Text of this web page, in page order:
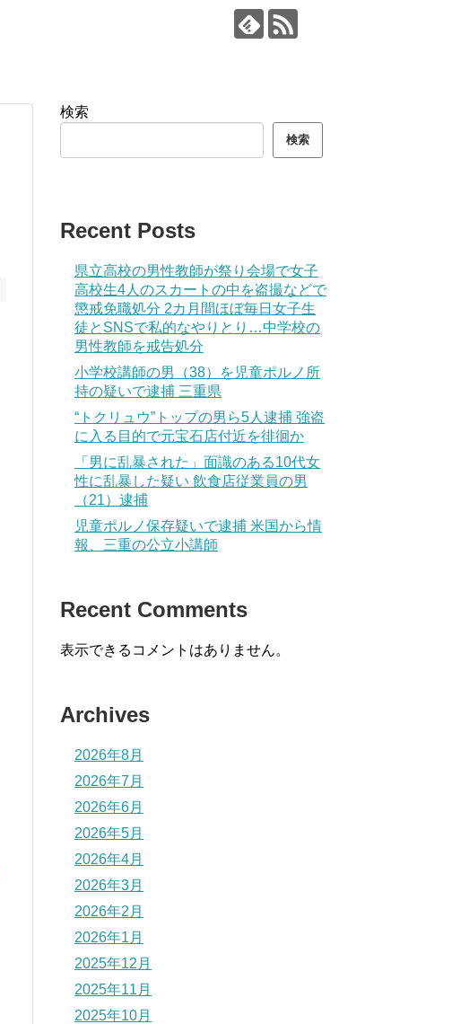
検索
検索
Recent Posts
県立高校の男性教師が祭り会場で女子
高校生4人のスカートの中を盗撮などで
懲戒免職処分 2カ月間ほぼ毎日女子生
徒とSNSで私的なやりとり…中学校の
男性教師を戒告処分
小学校講師の男（38）を児童ポルノ所
持の疑いで逮捕 三重県
“トクリュウ”トップの男ら5人逮捕 強盗
に入る目的で元宝石店付近を徘徊か
「男に乱暴された」面識のある10代女
性に乱暴した疑い 飲食店従業員の男
（21）逮捕
児童ポルノ保存疑いで逮捕 米国から情
報、三重の公立小講師
Recent Comments
表示できるコメントはありません。
Archives
2026年8月
2026年7月
2026年6月
2026年5月
2026年4月
2026年3月
2026年2月
2026年1月
2025年12月
2025年11月
2025年10月